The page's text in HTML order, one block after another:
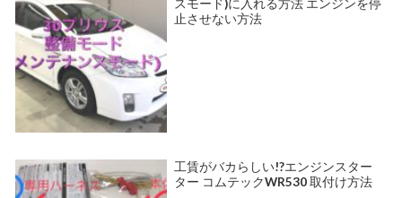
スモード)に入れる方法 エンジンを停
止させない方法
工賃がバカらしい!?エンジンスター
ター コムテックWR530 取付け方法